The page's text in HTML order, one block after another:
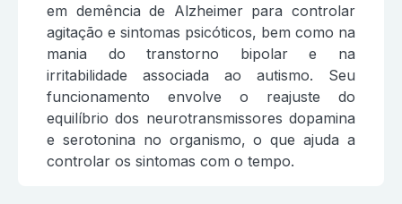
em demência de Alzheimer para controlar
agitação e sintomas psicóticos, bem como na
mania do transtorno bipolar e na
irritabilidade associada ao autismo. Seu
funcionamento envolve o reajuste do
equilíbrio dos neurotransmissores dopamina
e serotonina no organismo, o que ajuda a
controlar os sintomas com o tempo.